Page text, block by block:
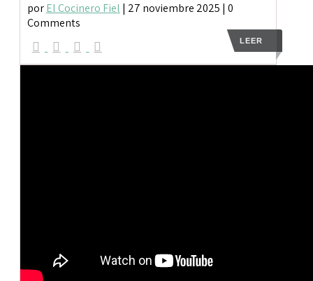
porEl Cocinero Fiel | 27 noviembre 2025 | 0
Comments
LEER